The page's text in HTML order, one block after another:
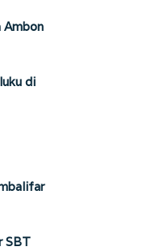
Ambon
di
SBT